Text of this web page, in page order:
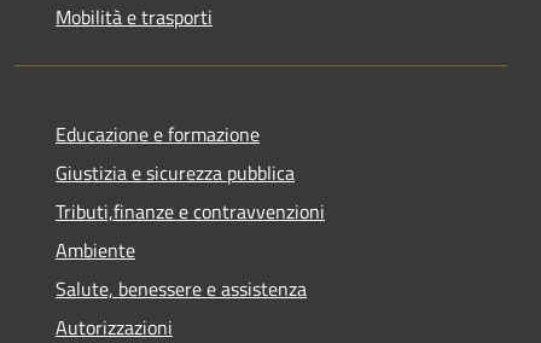
Mobilità e trasporti
Educazione e formazione
Giustizia e sicurezza pubblica
Tributi,finanze e contravvenzioni
Ambiente
Salute, benessere e assistenza
Autorizzazioni